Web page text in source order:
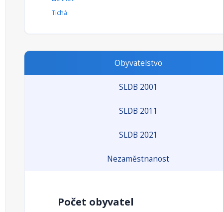
Tichá
Obyvatelstvo
SLDB 2001
SLDB 2011
SLDB 2021
Nezaměstnanost
Počet obyvatel